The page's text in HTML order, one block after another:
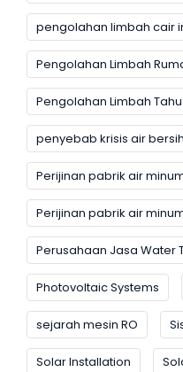
pengolahan limbah cair
Pengolahan Limbah
Pengolahan Limbah Tahu
penyebab krisis air bersih
Perijinan pabrik air
Perijinan pabrik air
Perusahaan Jasa Water
Photovoltaic Systems
sejarah mesin RO
Solar Installation